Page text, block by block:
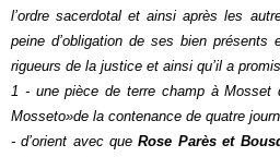
l’ordre sacerdotal et ainsi après les
peine d’obligation de ses bien
rigueurs de la justice et ainsi qu’il a
1 - une pièce de terre champ à Mosset
Mosseto»de la contenance de quatre
- d’orient avec queRose Parès et